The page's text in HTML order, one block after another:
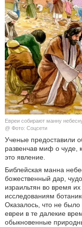
Евреи собирают манну
@ Фото: Соцсети
Ученые предоставили
развенчав миф о чуде,
это явление.
Библейская манна
божественный дар,
израильтян во время
исследованиям
Оказалось, что не было
евреи в те далекие
обыкновенные